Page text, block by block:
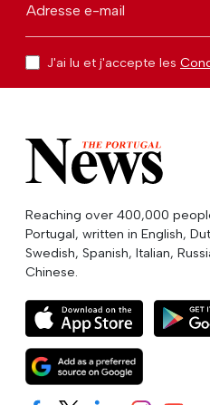
Adresse e-mail
J'ai lu et j'accepte les
Reaching over 400,000
Portugal, written in English,
Swedish, Spanish, Italian,
Chinese.